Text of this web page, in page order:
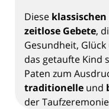
Diese
zeitlose Gebete,
Gesundheit, Glück
das getaufte Kind
Paten zum
traditionelle und
der